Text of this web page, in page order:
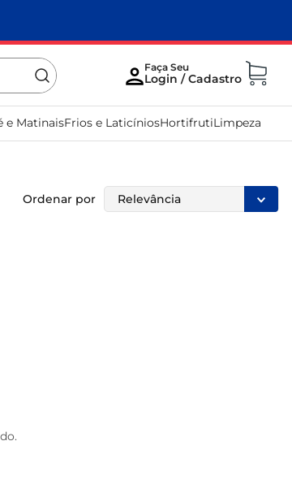
e MatinaisFrios e LaticíniosHortifrutiLimpeza
Ordenar por Relevância